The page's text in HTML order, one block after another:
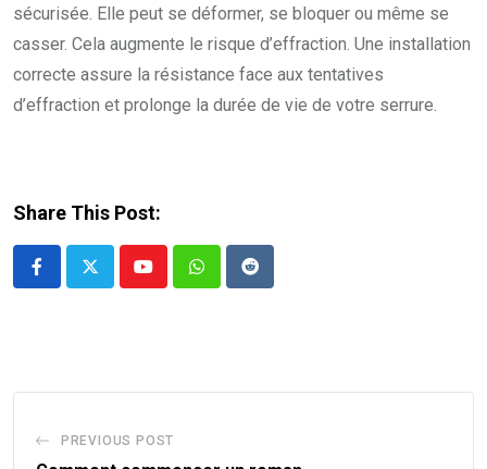
sécurisée. Elle peut se déformer, se bloquer ou même se
casser. Cela augmente le risque d’effraction. Une installation
correcte assure la résistance face aux tentatives
d’effraction et prolonge la durée de vie de votre serrure.
Share This Post:
YoutubeWhatsappReddit
PREVIOUS POST